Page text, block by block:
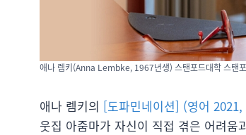
애나 렘키(Anna Lembke, 1967년생) 스탠포드대학 스탠
애나 렘키의 [도파민네이션] (영어
웃집 아줌마가 자신이 직접 겪은 어려